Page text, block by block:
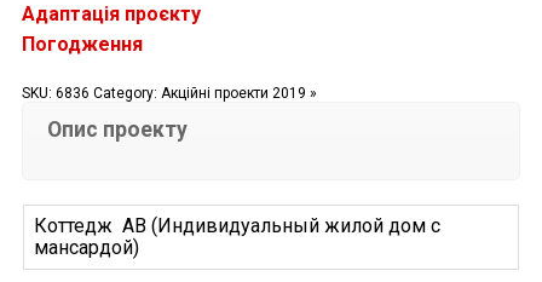
Адаптація проєкту
Погодження
SKU: 6836 Category: Акційні проекти 2019 »
Опис проекту
Коттедж АВ (Индивидуальный жилой дом с
мансардой)